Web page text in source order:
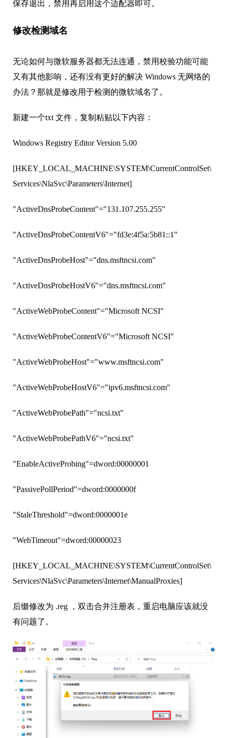
保存退出，禁用再启用这个适配器即可。
修改检测域名
无论如何与微软服务器都无法连通，禁用校验功能可能
又有其他影响，还有没有更好的解决 Windows 无网络的
办法？那就是修改用于检测的微软域名了。
新建一个txt 文件，复制粘贴以下内容：
Windows Registry Editor Version 5.00
[HKEY_LOCAL_MACHINE\SYSTEM\CurrentControlSet\
Services\NlaSvc\Parameters\Internet]
"ActiveDnsProbeContent"="131.107.255.255"
"ActiveDnsProbeContentV6"="fd3e:4f5a:5b81::1"
"ActiveDnsProbeHost"="dns.msftncsi.com"
"ActiveDnsProbeHostV6"="dns.msftncsi.com"
"ActiveWebProbeContent"="Microsoft NCSI"
"ActiveWebProbeContentV6"="Microsoft NCSI"
"ActiveWebProbeHost"="www.msftncsi.com"
"ActiveWebProbeHostV6"="ipv6.msftncsi.com"
"ActiveWebProbePath"="ncsi.txt"
"ActiveWebProbePathV6"="ncsi.txt"
"EnableActiveProbing"=dword:00000001
"PassivePollPeriod"=dword:0000000f
"StaleThreshold"=dword:0000001e
"WebTimeout"=dword:00000023
[HKEY_LOCAL_MACHINE\SYSTEM\CurrentControlSet\
Services\NlaSvc\Parameters\Internet\ManualProxies]
后缀修改为 .reg ，双击合并注册表，重启电脑应该就没
有问题了。